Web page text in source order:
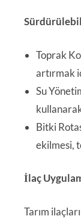
Toprak
artırmak
Su
Bitki
ekilmesi,
İlaç
Tarım